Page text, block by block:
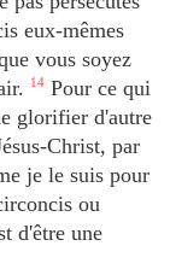
eux-mêmes
vous soyez
14 Pour ce qui
glorifier d'autre
Christ, par
je le suis pour
ou
d'être une